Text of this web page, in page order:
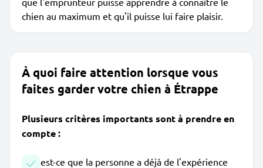
chien au maximum et qu'il puisse lui faire plaisir.
À quoi faire attention lorsque vous
faites garder votre chien à Étrappe
Plusieurs critères importants sont à prendre en
compte :
est-ce que la personne a déjà de l'expérience